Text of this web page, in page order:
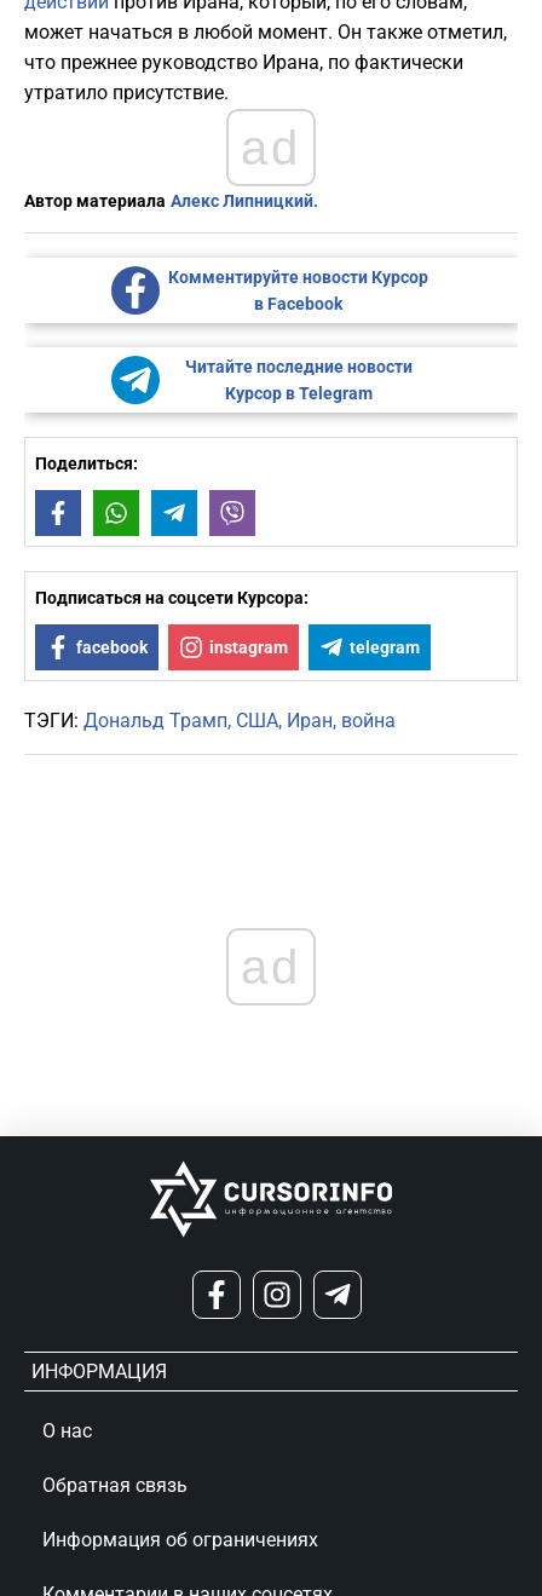
может начаться в любой момент. Он также отметил,
что прежнее руководство Ирана, по фактически
утратило присутствие.
ad
Автор материала Алекс Липницкий.
Комментируйте новости Курсор
в Facebook
Читайте последние новости
Курсор в Telegram
Поделиться:
FacebookWhatsAppTelegram
Подписаться на соцсети Курсора:
facebook instagram telegram
ТЭГИ: Дональд Трамп США Иран война
ad
ИНФОРМАЦИЯ
О нас
Обратная связь
Информация об ограничениях